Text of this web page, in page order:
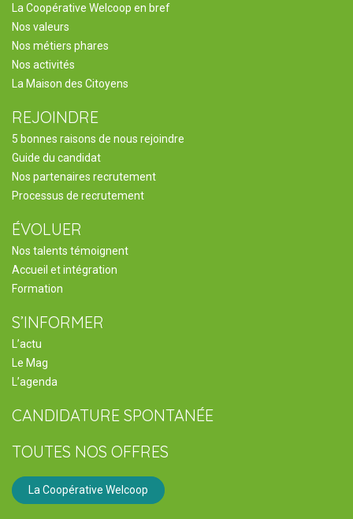
La Coopérative Welcoop en bref
Nos valeurs
Nos métiers phares
Nos activités
La Maison des Citoyens
REJOINDRE
5 bonnes raisons de nous rejoindre
Guide du candidat
Nos partenaires recrutement
Processus de recrutement
ÉVOLUER
Nos talents témoignent
Accueil et intégration
Formation
S’INFORMER
L’actu
Le Mag
L’agenda
CANDIDATURE SPONTANÉE
TOUTES NOS OFFRES
La Coopérative Welcoop